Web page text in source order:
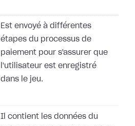
Est envoyé à différentes
étapes du processus de
paiement pour s'assurer que
l'utilisateur est enregistré
dans le jeu.
Il contient les données du